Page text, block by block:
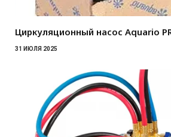
Циркуляционный насос Aquario
31 ИЮЛЯ 2025